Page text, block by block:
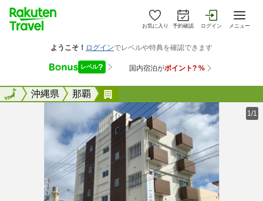
お気に入り 予約確認 ログイン メニュー
全国沖縄県 那覇
全国
1/1